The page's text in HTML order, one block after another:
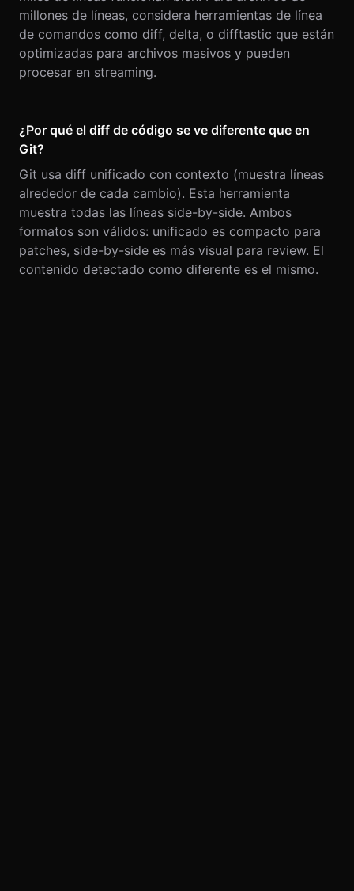
millones de líneas, considera herramientas de línea
de comandos como diff, delta, o difftastic que están
optimizadas para archivos masivos y pueden
procesar en streaming.
¿Por qué el diff de código se ve diferente que en
Git?
Git usa diff unificado con contexto (muestra líneas
alrededor de cada cambio). Esta herramienta
muestra todas las líneas side-by-side. Ambos
formatos son válidos: unificado es compacto para
patches, side-by-side es más visual para review. El
contenido detectado como diferente es el mismo.